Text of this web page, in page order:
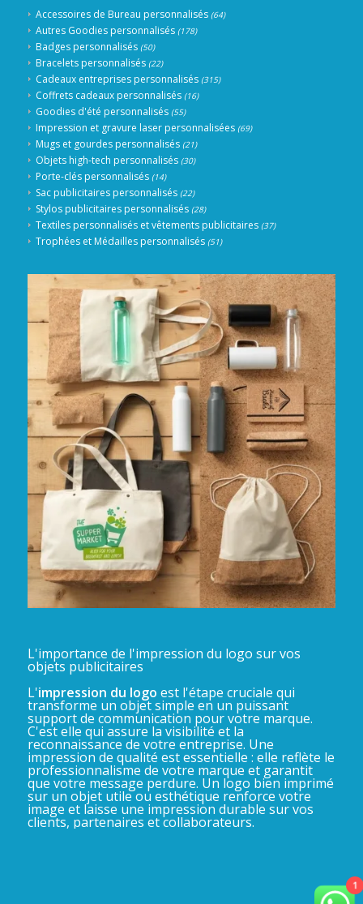
Accessoires de Bureau personnalisés (64)
Autres Goodies personnalisés (178)
Badges personnalisés (50)
Bracelets personnalisés (22)
Cadeaux entreprises personnalisés (315)
Coffrets cadeaux personnalisés (16)
Goodies d'été personnalisés (55)
Impression et gravure laser personnalisées (69)
Mugs et gourdes personnalisés (21)
Objets high-tech personnalisés (30)
Porte-clés personnalisés (14)
Sac publicitaires personnalisés (22)
Stylos publicitaires personnalisés (28)
Textiles personnalisés et vêtements publicitaires (37)
Trophées et Médailles personnalisés (51)
L'importance de l'impression du logo sur vos
objets publicitaires
L'impression du logo est l'étape cruciale qui
transforme un objet simple en un puissant
support de communication pour votre marque.
C'est elle qui assure la visibilité et la
reconnaissance de votre entreprise. Une
impression de qualité est essentielle : elle reflète le
professionnalisme de votre marque et garantit
que votre message perdure. Un logo bien imprimé
sur un objet utile ou esthétique renforce votre
image et laisse une impression durable sur vos
clients, partenaires et collaborateurs.
1